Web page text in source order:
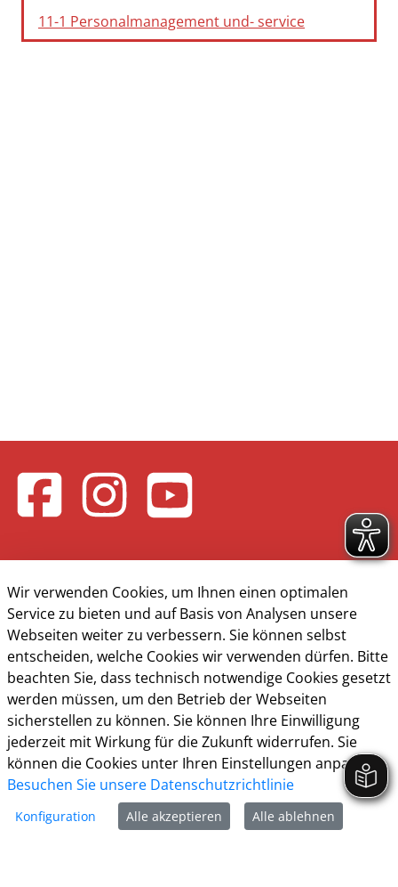
11-1 Personalmanagement und- service
Kontakt & Öffnungzeiten
Presse
Impressum
Datenschutz
Barrierefreiheit
Cookie-Richtlinie
Wir verwenden Cookies, um Ihnen einen optimalen
Service zu bieten und auf Basis von Analysen unsere
Webseiten weiter zu verbessern. Sie können selbst
entscheiden, welche Cookies wir verwenden dürfen. Bitte
beachten Sie, dass technisch notwendige Cookies gesetzt
werden müssen, um den Betrieb der Webseiten
sicherstellen zu können. Sie können Ihre Einwilligung
jederzeit mit Wirkung für die Zukunft widerrufen. Sie
können die Cookies unter Ihren Einstellungen anpassen
Besuchen Sie unsere Datenschutzrichtlinie
Konfiguration Alle akzeptieren Alle ablehnen